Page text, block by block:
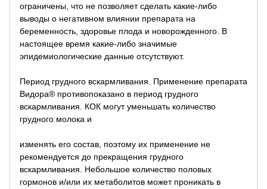
ограничены, что не позволяет сделать какие-либо
выводы о негативном влиянии препарата на
беременность, здоровье плода и новорожденного. В
настоящее время какие-либо значимые
эпидемиологические данные отсутствуют.
Период грудного вскармливания. Применение препарата
Видора® противопоказано в период грудного
вскармливания. КОК могут уменьшать количество
грудного молока и
изменять его состав, поэтому их применение не
рекомендуется до прекращения грудного
вскармливания. Небольшое количество половых
гормонов и/или их метаболитов может проникать в